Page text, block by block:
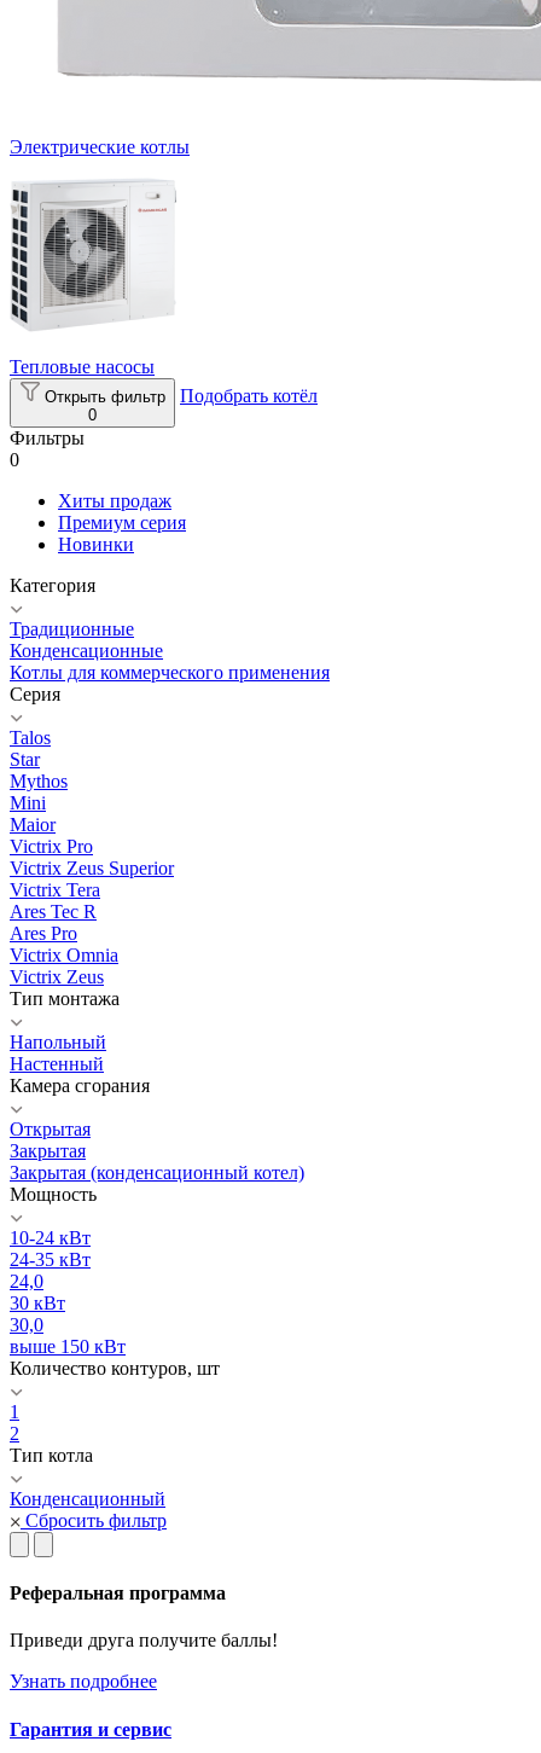
Электрические котлы
Тепловые насосы
Открыть фильтр
0
Подобрать котёл
Фильтры
0
Хиты продаж
Премиум серия
Новинки
Категория
Традиционные
Конденсационные
Котлы для коммерческого применения
Серия
Talos
Star
Mythos
Mini
Maior
Victrix Pro
Victrix Zeus Superior
Victrix Tera
Ares Tec R
Ares Pro
Victrix Omnia
Victrix Zeus
Тип монтажа
Напольный
Настенный
Камера сгорания
Открытая
Закрытая
Закрытая (конденсационный котел)
Мощность
10-24 кВт
24-35 кВт
24,0
30 кВт
30,0
выше 150 кВт
Количество контуров, шт
1
2
Тип котла
Конденсационный
Сбросить фильтр
Реферальная программа
Приведи друга получите баллы!
Узнать подробнее
Гарантия и сервис